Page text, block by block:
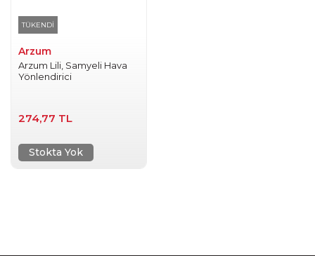
TÜKENDİ
Arzum
Arzum Lili, Samyeli Hava
Yönlendirici
274,77 TL
Stokta Yok